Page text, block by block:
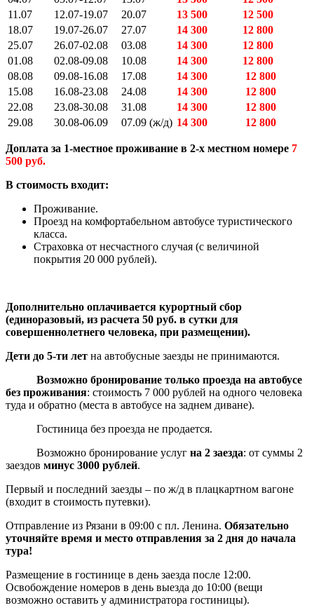
11.07
12.07-19.07 20.07 13 500
12 500
18.07
19.07-26.07 27.07 14 300
12 800
25.07
26.07-02.08 03.08 14 300
12 800
01.08
02.08-09.08 10.08 14 300
12 800
08.08
09.08-16.08 17.08 14 300
12 800
15.08
16.08-23.08 24.08 14 300
12 800
22.08
23.08-30.08 31.08 14 300
12 800
29.08
30.08-06.09 07.09 (ж/д) 14 300 12 800
Доплата за 1-местное проживание в 2-х местном номере 7
500 руб.
В стоимость входит:
Проживание.
Проезд на комфортабельном автобусе туристического
класса.
Страховка от несчастного случая (с величиной
покрытия 20 000 рублей).
Дополнительно оплачивается курортный сбор
(единоразовый, из расчета 50 руб. в сутки для
совершеннолетнего человека, при размещении).
Дети до 5-ти лет на автобусные заезды не принимаются.
Возможно бронирование только проезда на автобусе
без проживания: стоимость 7 000 рублей на одного человека
туда и обратно (места в автобусе на заднем диване).
Гостиница без проезда не продается.
Возможно бронирование услуг на 2 заезда: от суммы 2
заездов минус 3000 рублей.
Первый и последний заезды – по ж/д в плацкартном вагоне
(входит в стоимость путевки).
Отправление из Рязани в 09:00 с пл. Ленина. Обязательно
уточняйте время и место отправления за 2 дня до начала
тура!
Размещение в гостинице в день заезда после 12:00.
Освобождение номеров в день выезда до 10:00 (вещи
возможно оставить у администратора гостиницы).